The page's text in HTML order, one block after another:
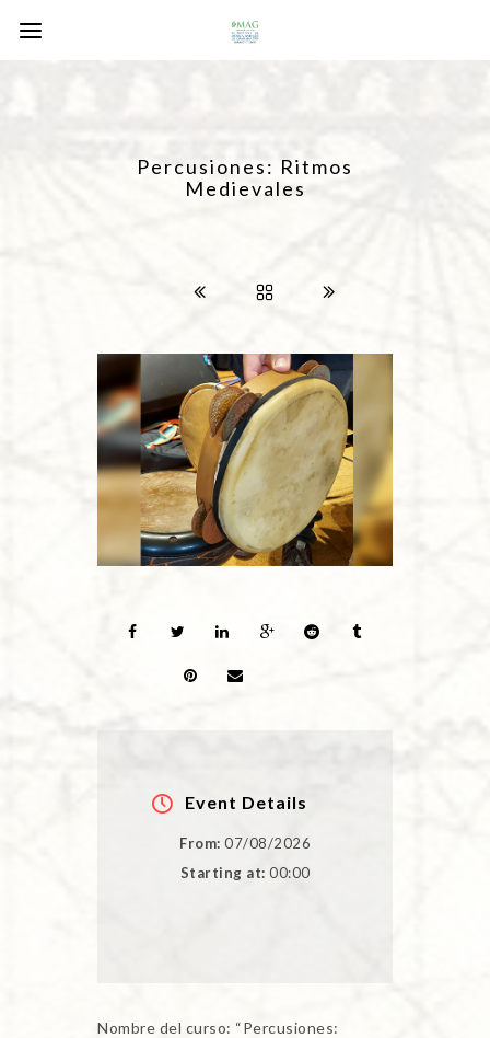
Percusiones: Ritmos
Medievales
Event Details
From: 07/08/2026
Starting at: 00:00
Nombre del curso: “Percusiones: